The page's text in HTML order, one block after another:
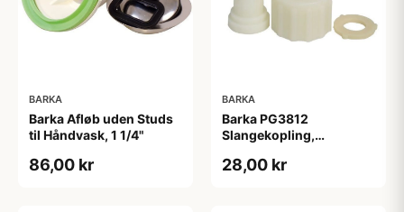
BARKA
Barka Afløb uden Studs
til Håndvask, 1 1/4"
86,00 kr
BARKA
Barka PG3812
Slangekopling,
Invendigt Gevind
28,00 kr